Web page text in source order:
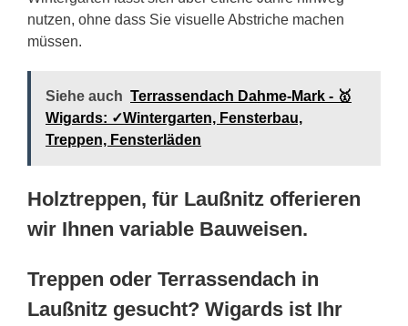
nutzen, ohne dass Sie visuelle Abstriche machen
müssen.
Siehe auch Terrassendach Dahme-Mark - 🥇
Wigards: ✓Wintergarten, Fensterbau,
Treppen, Fensterläden
Holztreppen, für Laußnitz offerieren
wir Ihnen variable Bauweisen.
Treppen oder Terrassendach in
Laußnitz gesucht? Wigards ist Ihr